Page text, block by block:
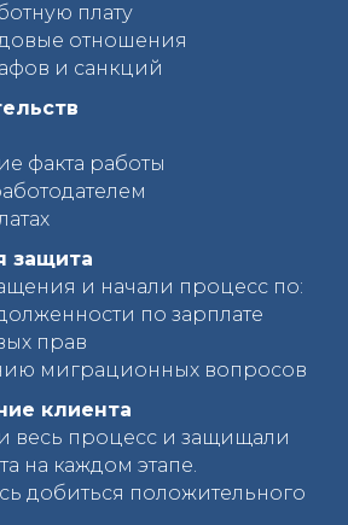
плату
отношения
и санкций
факта работы
защита
и начали процесс по:
по зарплате
прав
миграционных вопросов
клиента
весь процесс и защищали
на каждом этапе.
добиться положительного